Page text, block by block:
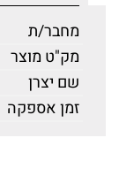
מחבר/ת
מק"ט מוצר
שם יצרן
זמן אספקה